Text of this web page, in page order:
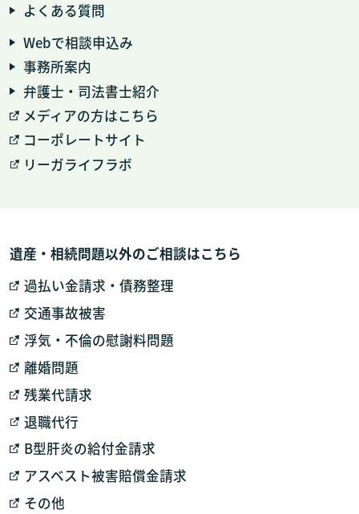
よくある質問
Webで相談申込み
事務所案内
弁護士・司法書士紹介
メディアの方はこちら
コーポレートサイト
リーガライフラボ
遺産・相続問題以外のご相談はこちら
過払い金請求・債務整理
交通事故被害
浮気・不倫の慰謝料問題
離婚問題
残業代請求
退職代行
B型肝炎の給付金請求
アスベスト被害賠償金請求
その他